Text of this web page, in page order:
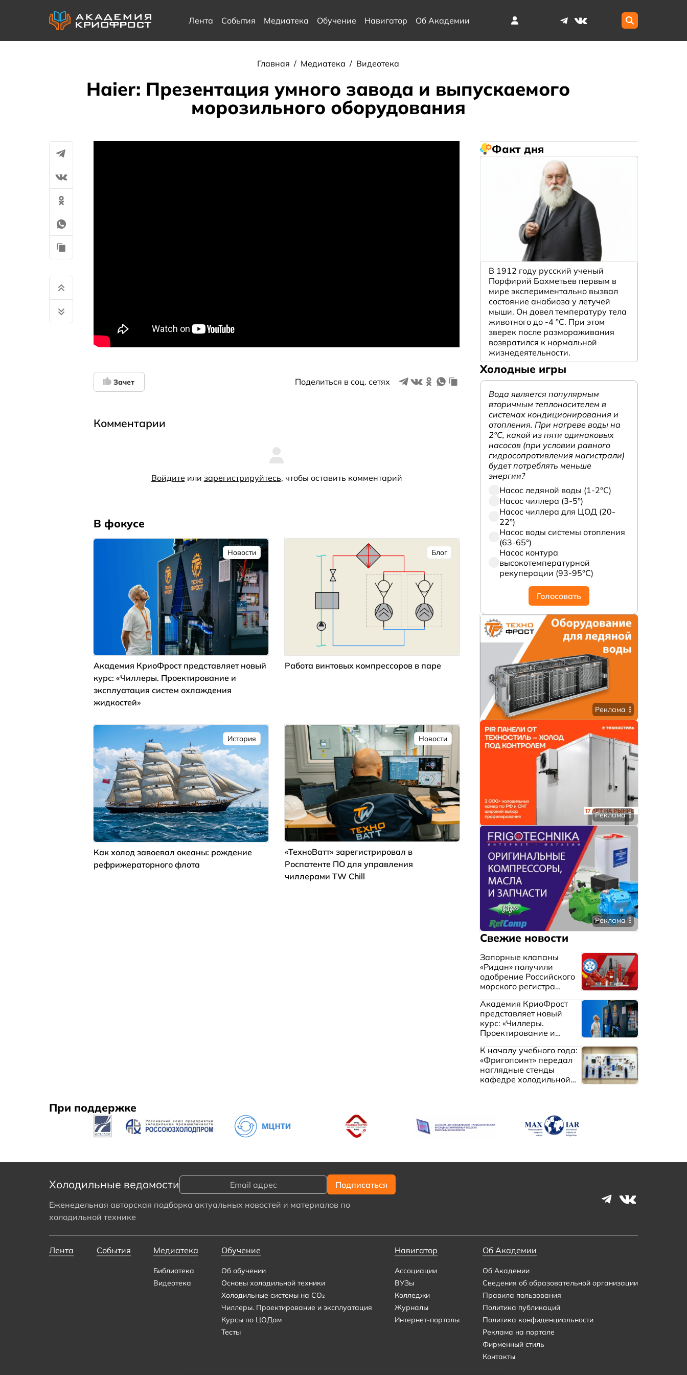
Лента События Медиатека Обучение Навигатор Об Академии
Главная / Медиатека / Видеотека
Haier: Презентация умного завода и выпускаемого
морозильного оборудования
Зачет Поделиться в соц. сетях
Комментарии
Войдите или зарегистрируйтесь, чтобы оставить комментарий
В фокусе
Новости
Академия КриоФрост представляет новый
курс: «Чиллеры. Проектирование и
эксплуатация систем охлаждения
жидкостей»
Блог
Работа винтовых компрессоров в паре
История
Как холод завоевал океаны: рождение
рефрижераторного флота
Новости
«ТехноВатт» зарегистрировал в
Роспатенте ПО для управления
чиллерами TW Chill
Факт дня
В 1912 году русский ученый
Порфирий Бахметьев первым в
мире экспериментально вызвал
состояние анабиоза у летучей
мыши. Он довел температуру тела
животного до -4 °C. При этом
зверек после размораживания
возвратился к нормальной
жизнедеятельности.
Холодные игры
Вода является популярным
вторичным теплоносителем в
системах кондиционирования и
отопления. При нагреве воды на
2°С, какой из пяти одинаковых
насосов (при условии равного
гидросопротивления магистрали)
будет потреблять меньше
энергии?
Насос ледяной воды (1-2°С)
Насос чиллера (3-5°)
Насос чиллера для ЦОД (20-
22°)
Насос воды системы отопления
(63-65°)
Насос контура
высокотемпературной
рекуперации (93-95°С)
Голосовать
Реклама
Реклама
Реклама
Свежие новости
Запорные клапаны
«Ридан» получили
одобрение Российского
морского регистра
Академия КриоФрост
представляет новый
курс: «Чиллеры.
Проектирование и
охлаждения жидкостей»
К началу учебного года:
«Фригопоинт» передал
наглядные стенды
кафедре холодильной
При поддержке
Холодильные ведомости
Еженедельная авторская подборка актуальных новостей и материалов по
холодильной технике
Лента События Медиатека
Библиотека
Видеотека
Обучение
Об обучении
Основы холодильной техники
Холодильные системы на CO₂
Чиллеры. Проектирование и эксплуатация
Курсы по ЦОДам
Тесты
Навигатор
Ассоциации
ВУЗы
Колледжи
Журналы
Интернет-порталы
Об Академии
Об Академии
Сведения об образовательной организации
Правила пользования
Политика публикаций
Политика конфиденциальности
Реклама на портале
Фирменный стиль
Контакты